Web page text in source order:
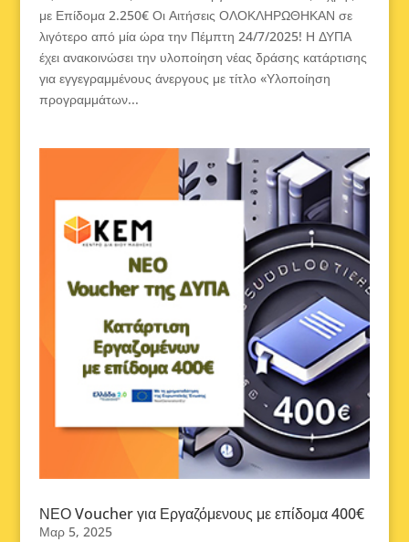
με Επίδομα 2.250€ Οι Αιτήσεις ΟΛΟΚΛΗΡΩΘΗΚΑΝ σε
λιγότερο από μία ώρα την Πέμπτη 24/7/2025! Η ΔΥΠΑ
έχει ανακοινώσει την υλοποίηση νέας δράσης κατάρτισης
για εγγεγραμμένους άνεργους με τίτλο «Υλοποίηση
προγραμμάτων...
ΝΕΟ Voucher για Εργαζόμενους με επίδομα 400€
Μαρ 5, 2025